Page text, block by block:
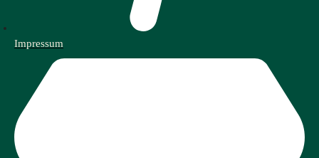
Impressum